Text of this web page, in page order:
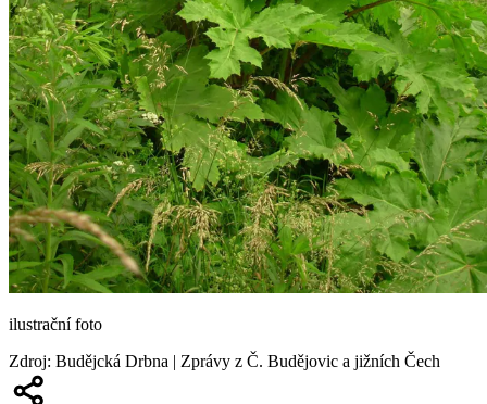
ilustrační foto
Zdroj: Budějcká Drbna | Zprávy z Č. Budějovic a jižních Čech